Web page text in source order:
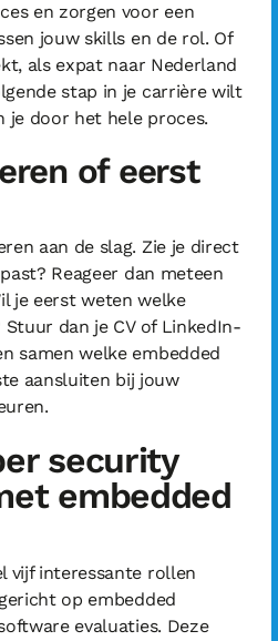
en zorgen voor een
jouw skills en de rol. Of
als expat naar Nederland
stap in je carrière wilt
je door het hele proces.
of eerst
aan de slag. Zie je direct
Reageer dan meteen
je eerst weten welke
dan je CV of LinkedIn-
samen welke embedded
aansluiten bij jouw
security
embedded
vijf interessante rollen
op embedded
evaluaties. Deze